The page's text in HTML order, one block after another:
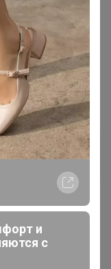
что бы
бы закрыть долги.
в пристрое
"включено
и
с